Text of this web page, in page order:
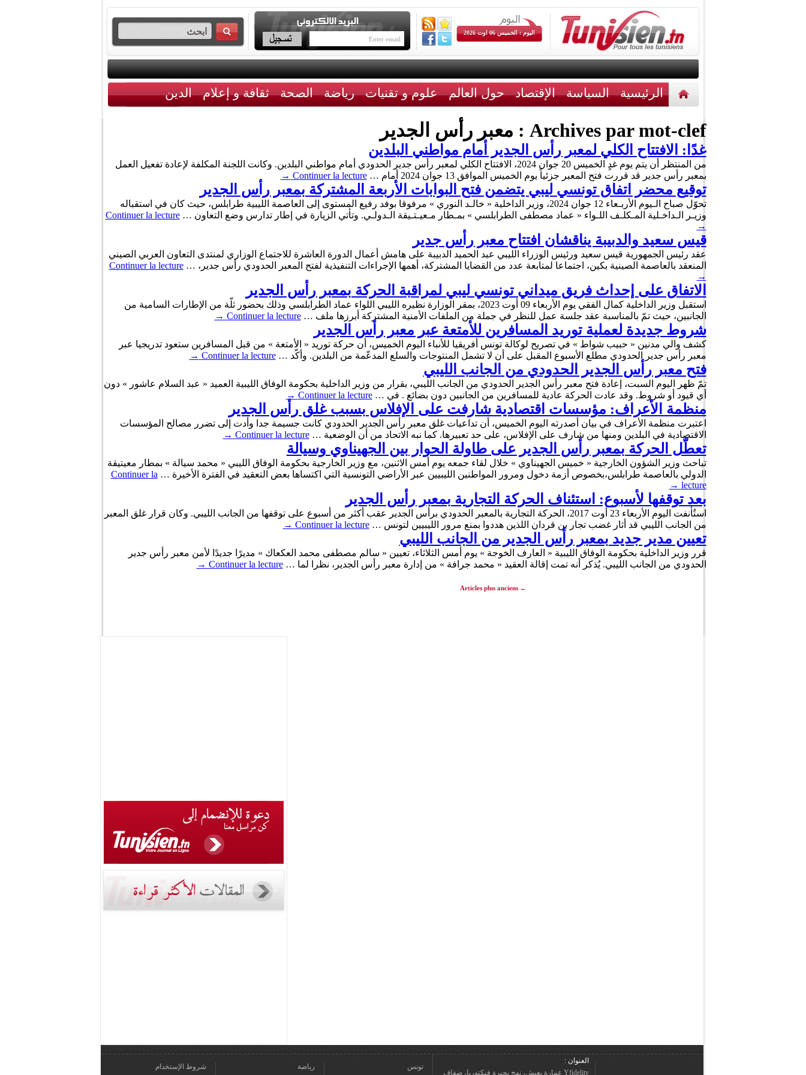
اليوم : الخميس 06 اوت 2026
الرئيسية السياسة الإقتصاد حول العالم علوم و تقنيات رياضة الصحة ثقافة و إعلام الدين
أخبار مختلفة
Archives par mot-clef : معبر رأس الجدير
غدًا: الافتتاح الكلي لمعبر رأس الجدير أمام مواطني البلدين
من المنتظر أن يتم يوم غدٍ الخميس 20 جوان 2024، الافتتاح الكلي لمعبر رأس جدير الحدودي أمام مواطني البلدين. وكانت اللجنة المكلفة لإعادة تفعيل العمل
بمعبر رأس جدير قد قررت فتح المعبر جزئياً يوم الخميس الموافق 13 جوان 2024 أمام …
Continuer la lecture
→
توقيع محضر اتفاق تونسي ليبي يتضمن فتح البوابات الأربعة المشتركة بمعبر رأس الجدير
تحوّل صباح الـيوم الأربـعاء 12 جوان 2024، وزير الداخلية « خالـد النوري » مرفوقا بوفد رفيع المستوى إلى العاصمة الليبية طرابلس، حيث كان في استقباله
وزيـر الـداخـلية المـكلـف اللـواء « عماد مصطفى الطرابلسي » بمـطار مـعيـتـيقة الـدولـي. وتأتي الزيارة في إطار تدارس وضع التعاون …Continuer la lecture
→
قيس سعيد والدبيبة يناقشان افتتاح معبر رأس جدير
عقد رئيس الجمهورية قيس سعيد ورئيس الوزراء الليبي عبد الحميد الدبيبة على هامش أعمال الدورة العاشرة للاجتماع الوزاري لمنتدى التعاون العربي الصيني
المنعقد بالعاصمة الصينية بكين، اجتماعا لمتابعة عدد من القضايا المشتركة، أهمها الإجراءات التنفيذية لفتح المعبر الحدودي رأس جدير، …Continuer la lecture
→
الاتفاق على إحداث فريق ميداني تونسي ليبي لمراقبة الحركة بمعبر رأس الجدير
استقبل وزير الداخلية كمال الفقي يوم الأربعاء 09 أوت 2023، بمقر الوزارة نظيره الليبي اللواء عماد الطرابلسي وذلك بحضور ثلّة من الإطارات السامية من
الجانبين، حيث تمّ بالمناسبة عقد جلسة عمل للنظر في جملة من الملفات الأمنية المشتركة أبرزها ملف …Continuer la lecture
→
شروط جديدة لعملية توريد المسافرين للأمتعة عبر معبر رأس الجدير
كشف والي مدنين « حبيب شواط » في تصريح لوكالة تونس أفريقيا للأنباء اليوم الخميس، أن حركة توريد « الأمتعة » من قبل المسافرين ستعود تدريجيا عبر
معبر رأس جدير الحدودي مطلع الأسبوع المقبل على أن لا تشمل المنتوجات والسلع المدعّمة من البلدين. وأكّد …Continuer la lecture
→
فتح معبر رأس الجدير الحدودي من الجانب الليبي
تمّ ظهر اليوم السبت، إعادة فتح معبر رأس الجدير الحدودي من الجانب الليبي، بقرار من وزير الداخلية بحكومة الوفاق الليبية العميد « عبد السلام عاشور » دون
أي قيود أو شروط. وقد عادت الحركة عادية للمسافرين من الجانبين دون بضائع . في …Continuer la lecture
→
منظمة الأعراف: مؤسسات اقتصادية شارفت على الإفلاس بسبب غلق رأس الجدير
اعتبرت منظمة الأعراف في بيان أصدرته اليوم الخميس، أن تداعيات غلق معبر رأس الجدير الحدودي كانت جسيمة جدا وأدت إلى تضرر مصالح المؤسسات
الاقتصادية في البلدين ومنها من شارف على الإفلاس، على حد تعبيرها. كما نبه الاتحاد من أن الوضعية …Continuer la lecture
→
تعطّل الحركة بمعبر رأس الجدير على طاولة الحوار بين الجهيناوي وسيالة
تباحث وزير الشؤون الخارجية « خميس الجهيناوي » خلال لقاء جمعه يوم أمس الاثنين، مع وزير الخارجية بحكومة الوفاق الليبي « محمد سيالة » بمطار معيتيقة
الدولي بالعاصمة طرابلس،بخصوص أزمة دخول ومرور المواطنين الليبيين عبر الأراضي التونسية التي اكتساها بعض التعقيد في الفترة الأخيرة … Continuer la
lecture
→
بعد توقفها لأسبوع: استئناف الحركة التجارية بمعبر رأس الجدير
استُأنفت اليوم الأربعاء 23 أوت 2017، الحركة التجارية بالمعبر الحدودي برأس الجدير عقب أكثر من أسبوع على توقفها من الجانب الليبي. وكان قرار غلق المعبر
من الجانب الليبي قد أثار غضب تجار بن قردان اللذين هددوا بمنع مرور الليبيين لتونس …Continuer la lecture
→
تعيين مدير جديد بمعبر رأس الجدير من الجانب الليبي
قرر وزير الداخلية بحكومة الوفاق الليبية « العارف الخوجة » يوم أمس الثلاثاء، تعيين « سالم مصطفى محمد العكعاك » مديرًا جديدًا لأمن معبر رأس جدير
الحدودي من الجانب الليبي. يُذكر أنه تمت إقالة العقيد « محمد جرافة » من إدارة معبر رأس الجدير، نظرا لما …Continuer la lecture
→
←
Articles plus anciens
العنوان :
Yfidelity عمارة يعيش، نهج بحيرة فيكتوريا، ضفاف
تونس
رياضة
شروط الإستخدام